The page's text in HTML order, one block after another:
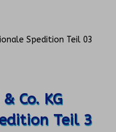
Spedition Teil 03
Co. KG
Teil 3